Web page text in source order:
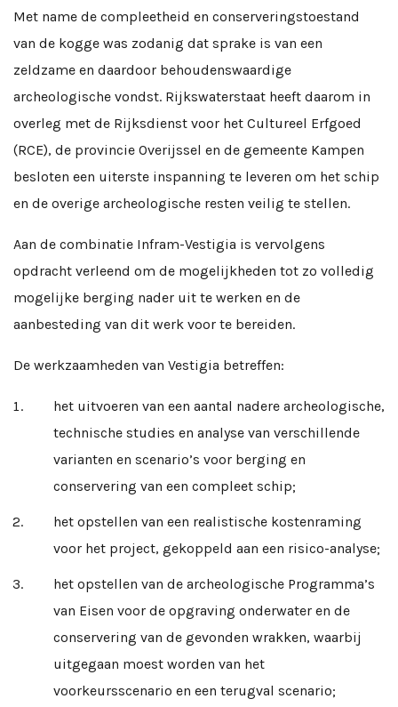
Met name de compleetheid en conserveringstoestand
van de kogge was zodanig dat sprake is van een
zeldzame en daardoor behoudenswaardige
archeologische vondst. Rijkswaterstaat heeft daarom in
overleg met de Rijksdienst voor het Cultureel Erfgoed
(RCE), de provincie Overijssel en de gemeente Kampen
besloten een uiterste inspanning te leveren om het schip
en de overige archeologische resten veilig te stellen.
Aan de combinatie Infram-Vestigia is vervolgens
opdracht verleend om de mogelijkheden tot zo volledig
mogelijke berging nader uit te werken en de
aanbesteding van dit werk voor te bereiden.
De werkzaamheden van Vestigia betreffen:
het uitvoeren van een aantal nadere archeologische,
technische studies en analyse van verschillende
varianten en scenario’s voor berging en
conservering van een compleet schip;
het opstellen van een realistische kostenraming
voor het project, gekoppeld aan een risico-analyse;
het opstellen van de archeologische Programma’s
van Eisen voor de opgraving onderwater en de
conservering van de gevonden wrakken, waarbij
uitgegaan moest worden van het
voorkeursscenario en een terugval scenario;